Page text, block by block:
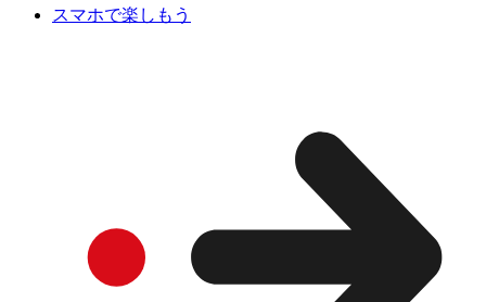
スマホで楽しもう